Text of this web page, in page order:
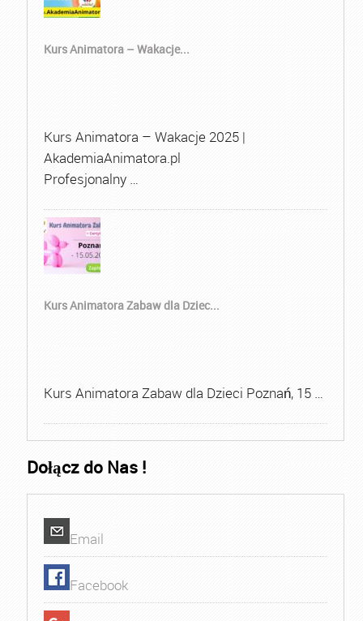
Kurs Animatora – Wakacje...
Kurs Animatora – Wakacje 2025 |
AkademiaAnimatora.pl
Profesjonalny …
Kurs Animatora Zabaw dla Dziec...
Kurs Animatora Zabaw dla Dzieci Poznań, 15 …
Dołącz do Nas !
Email
Facebook